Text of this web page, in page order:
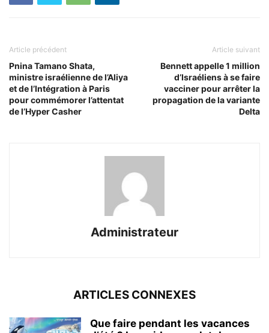
Article précédent
Pnina Tamano Shata,
ministre israélienne de l’Aliya
et de l’Intégration à Paris
pour commémorer l’attentat
de l’Hyper Casher
Article suivant
Bennett appelle 1 million
d’Israéliens à se faire
vacciner pour arrêter la
propagation de la variante
Delta
Administrateur
ARTICLES CONNEXES
Que faire pendant les vacances